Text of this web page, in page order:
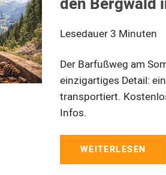
Lesedauer 3 Minuten
Der Barfußweg am
einzigartiges Detail:
transportiert.
Infos.
WEITERLESEN